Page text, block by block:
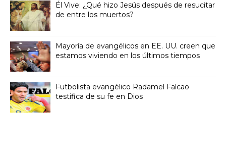
Él Vive: ¿Qué hizo Jesús después de resucitar
de entre los muertos?
Mayoría de evangélicos en EE. UU. creen que
estamos viviendo en los últimos tiempos
Futbolista evangélico Radamel Falcao
testifica de su fe en Dios